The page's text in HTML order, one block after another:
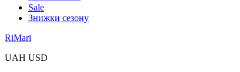
Sale
Знижки сезону
RiMari
UAH USD